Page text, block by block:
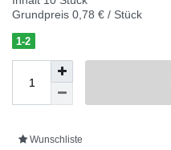
Grundpreis 0,78 € / Stück
1-2
Wunschliste